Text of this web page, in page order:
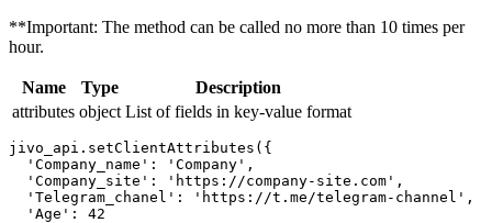
**Important: The method can be called no more than 10 times per
hour.
Name Type
Description
attributes object List of fields in key-value format
jivo_api.setClientAttributes({
  'Company_name': 'Company',
  'Company_site': 'https://company-site.com',
  'Telegram_chanel': 'https://t.me/telegram-channel',
  'Age': 42